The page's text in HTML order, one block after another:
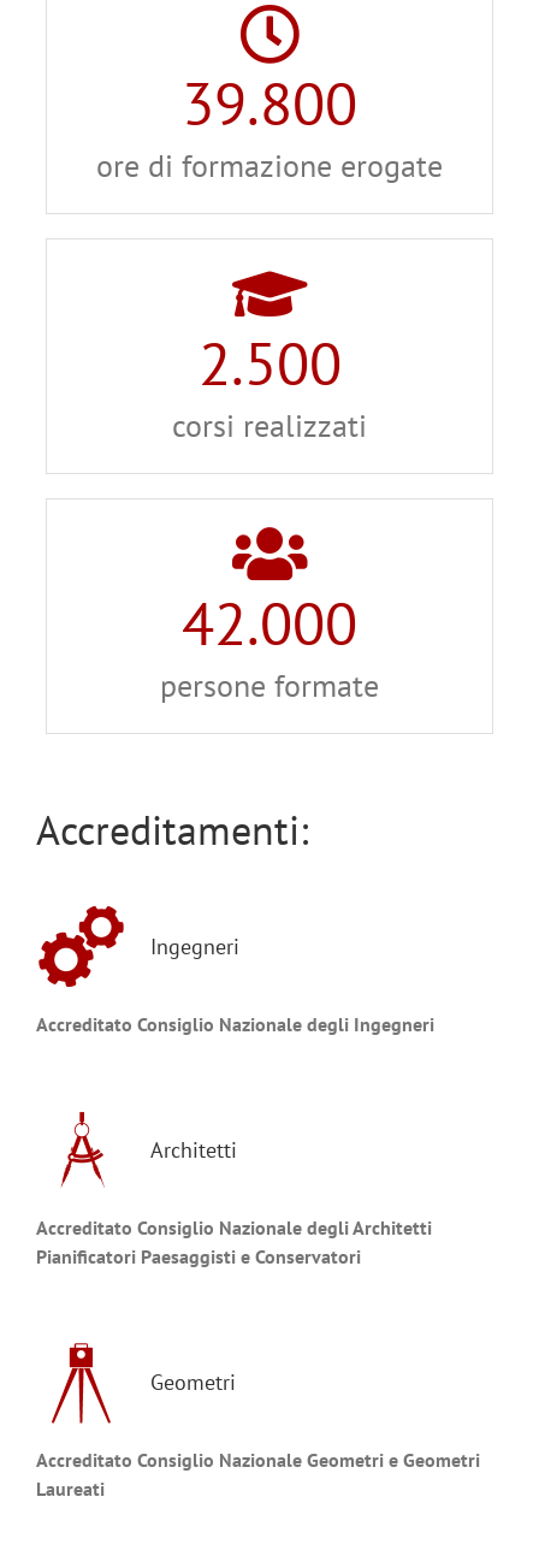
39.800
ore di formazione erogate
2.500
corsi realizzati
42.000
persone formate
Accreditamenti:
Ingegneri
Accreditato Consiglio Nazionale degli Ingegneri
Architetti
Accreditato Consiglio Nazionale degli Architetti
Pianificatori Paesaggisti e Conservatori
Geometri
Accreditato Consiglio Nazionale Geometri e Geometri
Laureati